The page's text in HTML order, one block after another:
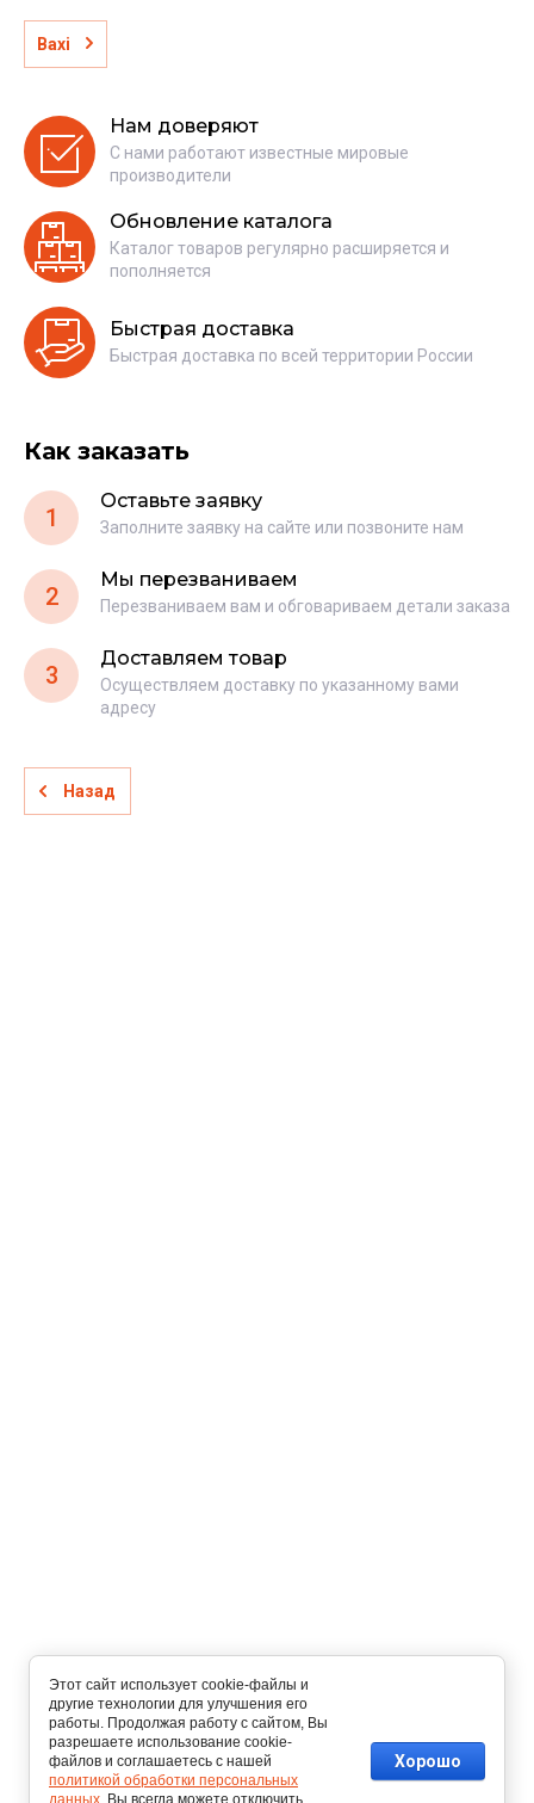
Baxi
Нам доверяют
С нами работают известные мировые
производители
Обновление каталога
Каталог товаров регулярно расширяется и
пополняется
Быстрая доставка
Быстрая доставка по всей территории России
Как заказать
1
Оставьте заявку
Заполните заявку на сайте или позвоните нам
2
Мы перезваниваем
Перезваниваем вам и обговариваем детали заказа
3
Доставляем товар
Осуществляем доставку по указанному вами
адресу
Назад
Этот сайт использует cookie-файлы и
другие технологии для улучшения его
работы. Продолжая работу с сайтом, Вы
разрешаете использование cookie-
файлов и соглашаетесь с нашей
политикой обработки персональных
данных . Вы всегда можете отключить
Хорошо